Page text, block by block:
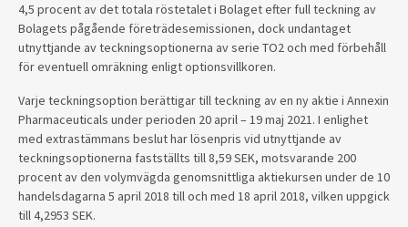
4,5 procent av det totala röstetalet i Bolaget efter full teckning av
Bolagets pågående företrädesemissionen, dock undantaget
utnyttjande av teckningsoptionerna av serie TO2 och med förbehåll
för eventuell omräkning enligt optionsvillkoren.
Varje teckningsoption berättigar till teckning av en ny aktie i Annexin
Pharmaceuticals under perioden 20 april – 19 maj 2021. I enlighet
med extrastämmans beslut har lösenpris vid utnyttjande av
teckningsoptionerna fastställts till8,59 SEK, motsvarande 200
procent av den volymvägda genomsnittliga aktiekursen under de 10
handelsdagarna 5 april 2018 till och med 18 april 2018, vilken uppgick
till 4,2953 SEK.